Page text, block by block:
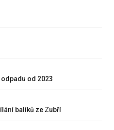
od 2023
balíků ze Zubří